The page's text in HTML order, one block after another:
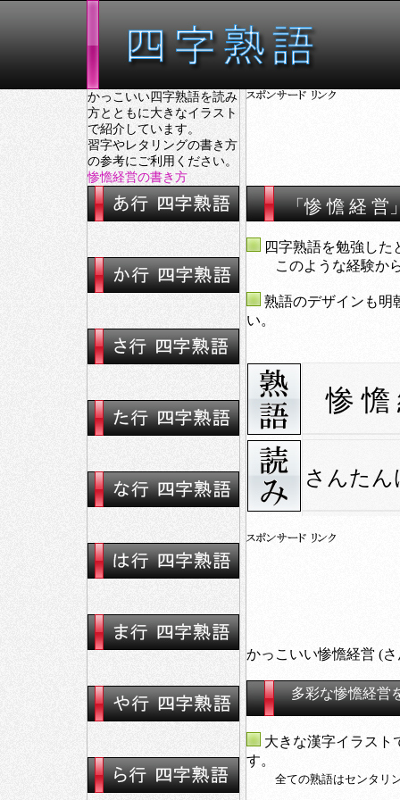
かっこいい四字熟語を読み
方とともに大きなイラスト
で紹介しています。
習字やレタリングの書き方
の参考にご利用ください。
惨憺経営の書き方
「惨 憺 経 営
四字熟語を勉強し
このような経験から
熟語のデザインも明
い。
惨 憺
さんた
かっこいい惨憺経営 (
多彩な惨憺経営
大きな漢字イラスト
す。
全ての熟語はセンタリ